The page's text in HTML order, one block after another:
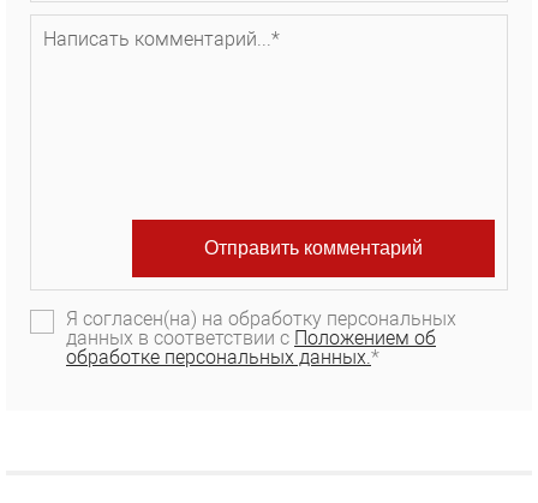
Я согласен(на) на обработку персональных
данных в соответствии с Положением об
обработке персональных данных.*